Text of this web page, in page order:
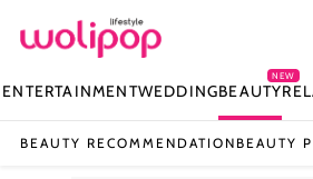
ENTERTAINMENTWEDDINGBEAUTY
NEW
BEAUTY RECOMMENDATION BEAUTY